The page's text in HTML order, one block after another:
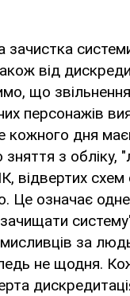
системи
від
що
персонажів
кожного дня
з обліку,
відвертих схем
Це означає
за
не щодня.